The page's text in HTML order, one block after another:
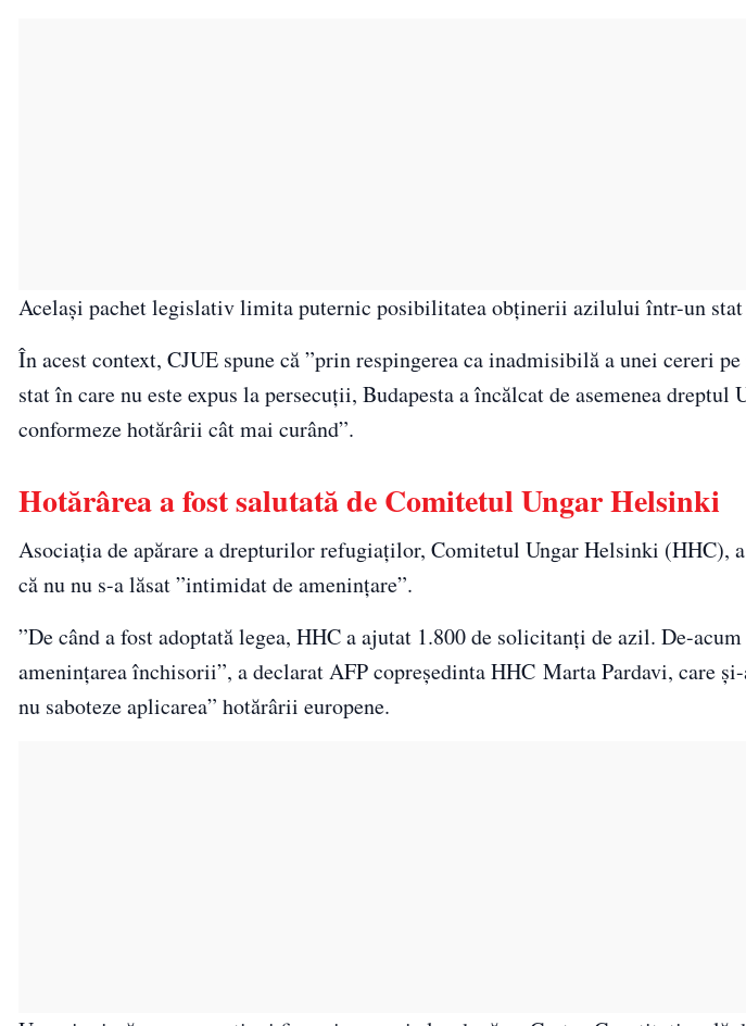
Acelaşi pachet legislativ limita puternic posibilitatea obţinerii azilului într-un stat
În acest context, CJUE spune că ”prin respingerea ca inadmisibilă a unei cereri
stat în care nu este expus la persecuţii, Budapesta a încălcat de asemenea dreptul
conformeze hotărârii cât mai curând”.
Hotărârea a fost salutată de Comitetul Ungar Helsinki
Asociația de apărare a drepturilor refugiaților, Comitetul Ungar Helsinki (HHC), a
că nu nu s-a lăsat ”intimidat de ameninţare”.
”De când a fost adoptată legea, HHC a ajutat 1.800 de solicitanţi de azil. De-
ameninţarea închisorii”, a declarat AFP copreşedinta HHC Marta Pardavi, care
nu saboteze aplicarea” hotărârii europene.